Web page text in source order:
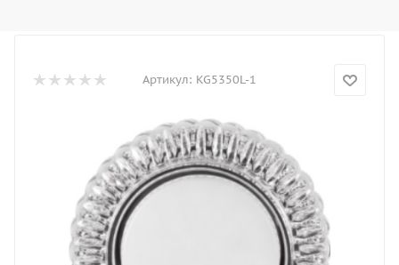
Артикул: KG5350L-1